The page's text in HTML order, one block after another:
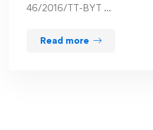
46/2016/TT-BYT …
Read more